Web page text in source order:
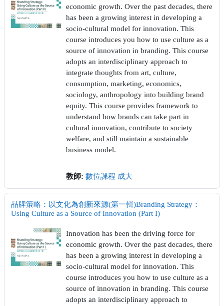
economic growth. Over the past decades, there
has been a growing interest in developing a
socio-cultural model for innovation. This
course introduces you how to use culture as a
source of innovation in branding. This course
adopts an interdisciplinary approach to
integrate thoughts from art, culture,
consumption, marketing, economics,
sociology, anthropology into building brand
equity. This course provides framework to
understand how brands can take part in
cultural innovation, contribute to society
welfare, and still maintain a sustainable
business model.
教師: 數位課程 成大
品牌策略：以文化為創新來源(第一輯)Branding Strategy：
Using Culture as a Source of Innovation (Part I)
Innovation has been the driving force for
economic growth. Over the past decades, there
has been a growing interest in developing a
socio-cultural model for innovation. This
course introduces you how to use culture as a
source of innovation in branding. This course
adopts an interdisciplinary approach to